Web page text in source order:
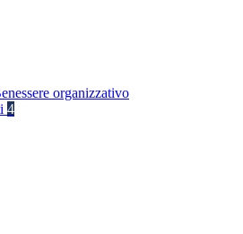
organizzativo
4